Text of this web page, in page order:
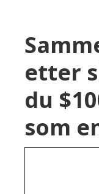
etter
du
som